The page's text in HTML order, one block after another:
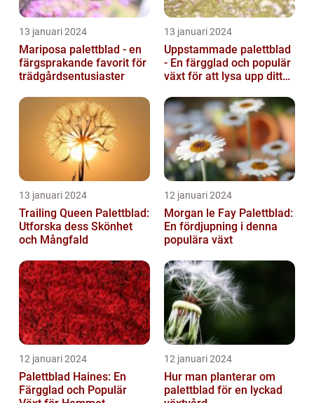
13 januari 2024
Mariposa palettblad - en
färgsprakande favorit för
trädgårdsentusiaster
13 januari 2024
Uppstammade palettblad
- En färgglad och populär
växt för att lysa upp ditt
13 januari 2024
Trailing Queen Palettblad:
Utforska dess Skönhet
och Mångfald
12 januari 2024
Morgan le Fay Palettblad:
En fördjupning i denna
populära växt
12 januari 2024
Palettblad Haines: En
Färgglad och Populär
12 januari 2024
Hur man planterar om
palettblad för en lyckad